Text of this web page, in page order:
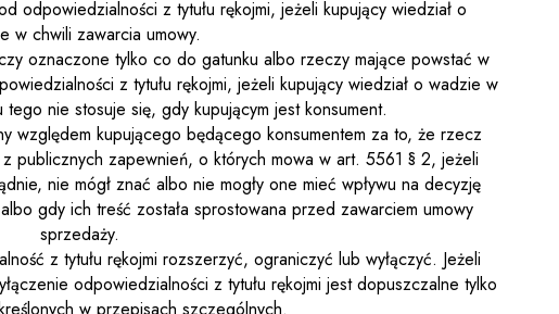
odpowiedzialności z tytułu rękojmi, jeżeli kupujący wiedział o
w chwili zawarcia umowy.
oznaczone tylko co do gatunku albo rzeczy mające powstać w
z tytułu rękojmi, jeżeli kupujący wiedział o wadzie w
nie stosuje się, gdy kupującym jest konsument.
względem kupującego będącego konsumentem za to, że rzecz
publicznych zapewnień, o których mowa w art. 5561 § 2, jeżeli
nie mógł znać albo nie mogły one mieć wpływu na decyzję
gdy ich treść została sprostowana przed zawarciem umowy
sprzedaży.
z tytułu rękojmi rozszerzyć, ograniczyć lub wyłączyć. Jeżeli
odpowiedzialności z tytułu rękojmi jest dopuszczalne tylko